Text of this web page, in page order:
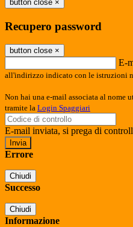
button close ×
Recupero password
button close ×
E-
all'indirizzo indicato con le istruzioni
Non hai una e-mail associata al nome
tramite la Login Spaggiari
E-mail inviata, si prega di
Errore
Chiudi
Successo
Chiudi
Informazione